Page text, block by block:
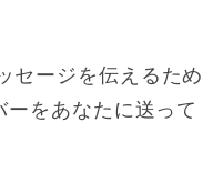
セージを伝えるため
をあなたに送って